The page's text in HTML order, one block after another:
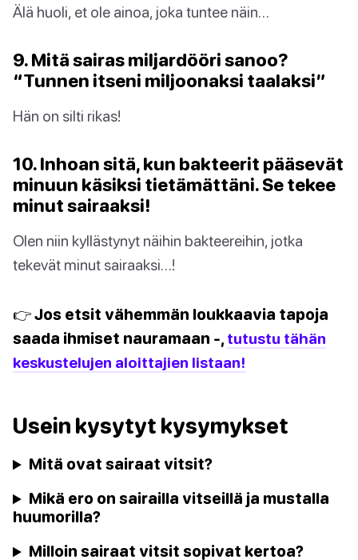
Älä huoli, et ole ainoa, joka tuntee näin…
9. Mitä sairas miljardööri sanoo?
“Tunnen itseni miljoonaksi taalaksi”
Hän on silti rikas!
10. Inhoan sitä, kun bakteerit pääsevät
minuun käsiksi tietämättäni. Se tekee
minut sairaaksi!
Olen niin kyllästynyt näihin bakteereihin, jotka
tekevät minut sairaaksi…!
👉 Jos etsit vähemmän loukkaavia tapoja
saada ihmiset nauramaan -, tutustu tähän
keskustelujen aloittajien listaan!
Usein kysytyt kysymykset
Mitä ovat sairaat vitsit?
Mikä ero on sairailla vitseillä ja mustalla
huumorilla?
Milloin sairaat vitsit sopivat kertoa?